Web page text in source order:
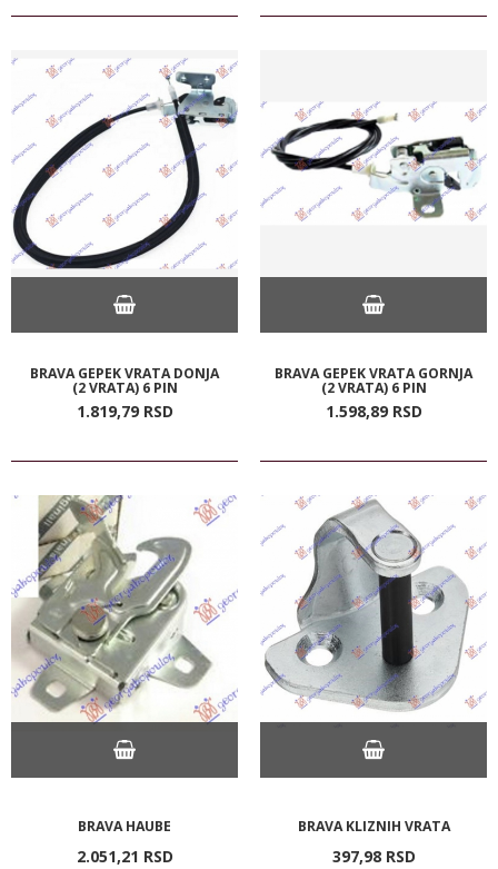
BRAVA GEPEK VRATA DONJA
(2 VRATA) 6 PIN
1.819,79 RSD
BRAVA GEPEK VRATA GORNJA
(2 VRATA) 6 PIN
1.598,89 RSD
BRAVA HAUBE
2.051,21 RSD
BRAVA KLIZNIH VRATA
397,98 RSD